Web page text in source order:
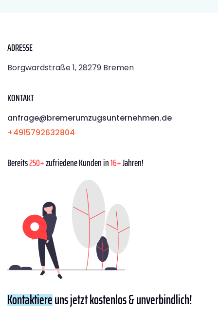
ADRESSE
Borgwardstraße 1, 28279 Bremen
KONTAKT
anfrage@bremerumzugsunternehmen.de
+4915792632804
Bereits250+zufriedene Kunden in16+Jahren!
Kontaktiereuns jetzt kostenlos & unverbindlich!